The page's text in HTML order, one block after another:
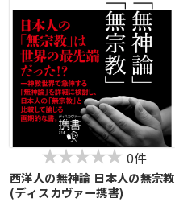
0件
西洋人の無神論 日本人の無宗教
(ディスカヴァー携書)